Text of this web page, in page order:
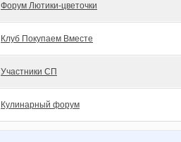
Форум Лютики-цветочки
Клуб Покупаем Вместе
Участники СП
Кулинарный форум